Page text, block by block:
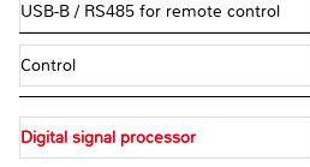
USB-B / RS485 for remote control
Control
Digital signal processor